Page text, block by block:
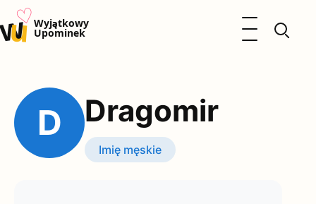
u♡Wyjątkowy
Upominek
Otwórz menu
Kalendarz Imienin
Kobieta
Okazje
Katalog prezentów
D Dragomir
Imię męskie